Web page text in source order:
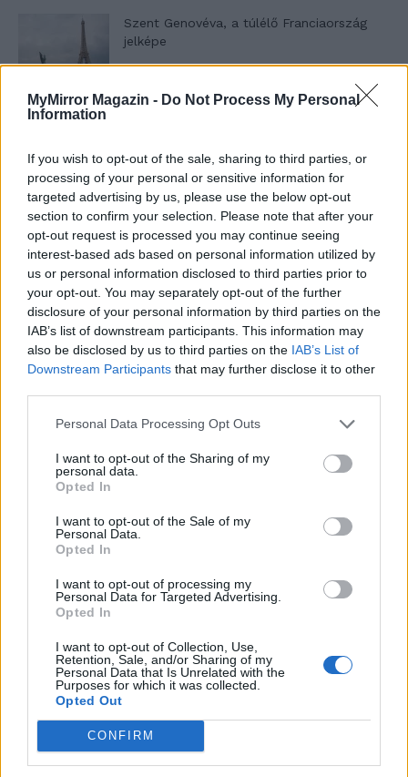
MyMirror Magazin - Do Not Process My Personal
Information
If you wish to opt-out of the sale, sharing to third parties, or
processing of your personal or sensitive information for
targeted advertising by us, please use the below opt-out
section to confirm your selection. Please note that after your
opt-out request is processed you may continue seeing
interest-based ads based on personal information utilized by
us or personal information disclosed to third parties prior to
your opt-out. You may separately opt-out of the further
disclosure of your personal information by third parties on the
IAB’s list of downstream participants. This information may
also be disclosed by us to third parties on the IAB’s List of
Downstream Participants that may further disclose it to other
Personal Data Processing Opt Outs
I want to opt-out of the Sharing of my
personal data.
Opted In
I want to opt-out of the Sale of my
Personal Data.
Opted In
I want to opt-out of processing my
Personal Data for Targeted Advertising.
Opted In
I want to opt-out of Collection, Use,
Retention, Sale, and/or Sharing of my
Personal Data that Is Unrelated with the
Purposes for which it was collected.
Opted Out
CONFIRM
Szent Genovéva, a túlélő Franciaország
jelképe
Minka 11. rész
T. szereti a fiatal lányokat 14. rész
Pedig szóltam… – Miért nem hiszünk a
A legidegesítőbb kifejezések laza
gyűjteménye
A világ legismertebb ruhái